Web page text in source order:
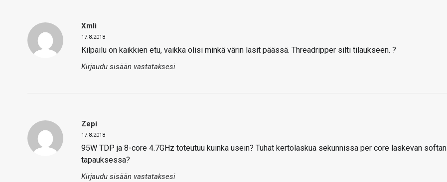
Xmli
17.8.2018
Kilpailu on kaikkien etu, vaikka olisi minkä värin lasit päässä. Threadripper silti tilaukseen. ?
Kirjaudu sisään vastataksesi
Zepi
17.8.2018
95W TDP ja 8-core 4.7GHz toteutuu kuinka usein? Tuhat kertolaskua sekunnissa per core laskevan softan
tapauksessa?
Kirjaudu sisään vastataksesi